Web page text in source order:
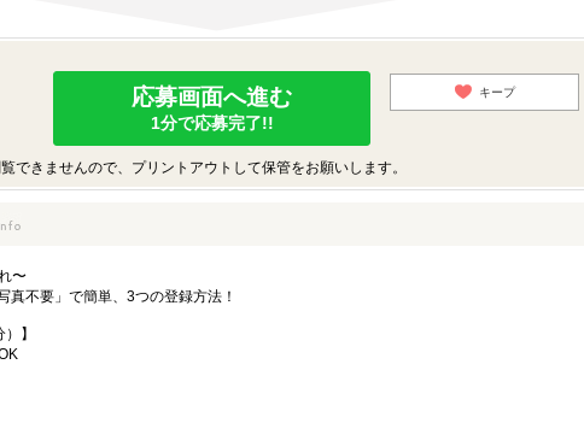
応募画面へ進む
1分で応募完了!!
キープ
できませんので、プリントアウトして保管をお願いします。
〜
不要」で簡単、3つの登録方法！
】